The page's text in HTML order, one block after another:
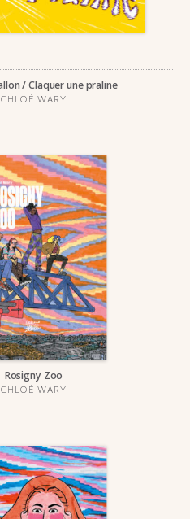
/ Claquer une praline
CHLOÉ WARY
Rosi­gny Zoo
CHLOÉ WARY